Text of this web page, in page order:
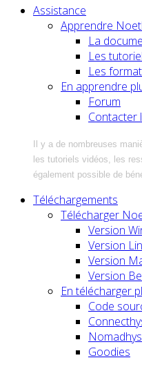
Assistance
Apprendre
La
Les
Les
En apprendre
Forum
Contacter
Il y a de nombreuses
les tutoriels vidéos, les
également possible de
Téléchargements
Télécharger
Version
Version
Version
Version
En télécharger
Code
Nomadhys
Goodies